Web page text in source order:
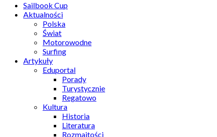
Sailbook Cup
Aktualności
Polska
Świat
Motorowodne
Surfing
Artykuły
Eduportal
Porady
Turystycznie
Regatowo
Kultura
Historia
Literatura
Rozmaitości